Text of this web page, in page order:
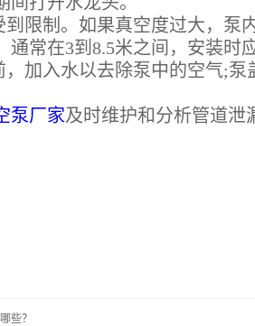
制。如果真空度过大，泵
常在3到8.5米之间，安装时
入水以去除泵中的空气;泵
泵厂家及时维护和分析管道泄
些？